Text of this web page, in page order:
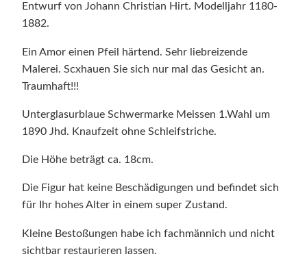
Entwurf von Johann Christian Hirt. Modelljahr 1180-
1882.
Ein Amor einen Pfeil härtend. Sehr liebreizende
Malerei. Scxhauen Sie sich nur mal das Gesicht an.
Traumhaft!!!
Unterglasurblaue Schwermarke Meissen 1.Wahl um
1890 Jhd. Knaufzeit ohne Schleifstriche.
Die Höhe beträgt ca. 18cm.
Die Figur hat keine Beschädigungen und befindet sich
für Ihr hohes Alter in einem super Zustand.
Kleine Bestoßungen habe ich fachmännich und nicht
sichtbar restaurieren lassen.